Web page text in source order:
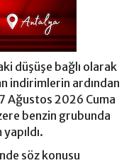
düşüşe bağlı olarak
indirimlerin ardından
Ağustos 2026 Cuma
benzin grubunda
söz konusu